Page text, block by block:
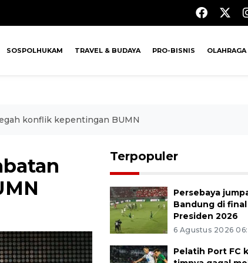
SOSPOLHUKAM TRAVEL & BUDAYA PRO-BISNIS OLAHRAGA
konflik kepentingan BUMN
Terpopuler
Persebaya
Bandung di final
Presiden 2026
6 Agustus 2026
Pelatih Port FC